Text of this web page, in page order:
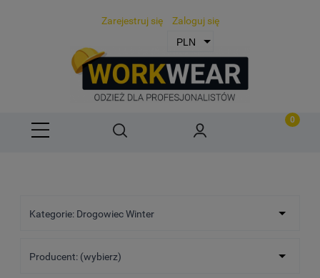
Zarejestruj się Zaloguj się
Kategorie: Drogowiec Winter
Producent: (wybierz)